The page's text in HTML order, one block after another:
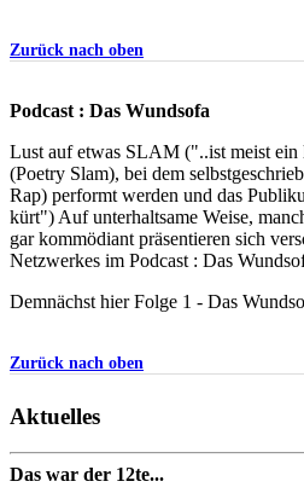
Zurück nach oben
Podcast : Das Wundsofa
Lust auf etwas SLAM ("..ist meist ein
(Poetry Slam), bei dem
Rap) performt werden und das
kürt") Auf unterhaltsame Weise,
gar kommödiant präsentieren sich
Netzwerkes im Podcast : Das
Demnächst hier Folge 1 - Das
Zurück nach oben
Aktuelles
Das war der 12te...